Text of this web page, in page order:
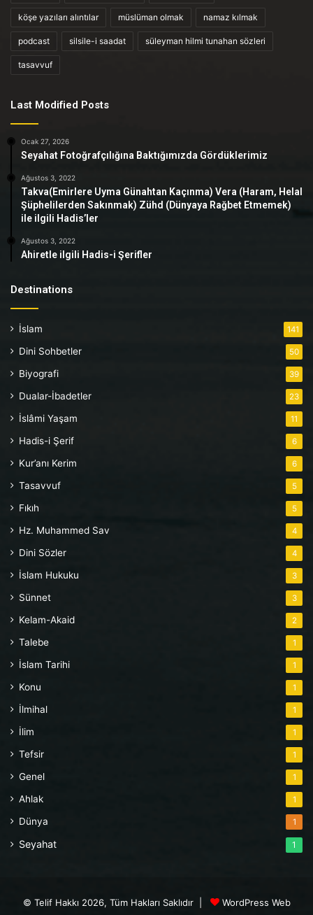
köşe yazıları alıntılar müslüman olmak namaz kılmak
podcast silsile-i saadat süleyman hilmi tunahan sözleri
tasavvuf
Last Modified Posts
Ocak 27, 2026
Seyahat Fotoğrafçılığına Baktığımızda Gördüklerimiz
Ağustos 3, 2022
Takva(Emirlere Uyma Günahtan Kaçınma) Vera (Haram, Helal
Şüphelilerden Sakınmak) Zühd (Dünyaya Rağbet Etmemek)
ile ilgili Hadis’ler
Ağustos 3, 2022
Ahiretle ilgili Hadis-i Şerifler
Destinations
İslam 141
Dini Sohbetler 50
Biyografi 39
Dualar-İbadetler 23
İslâmi Yaşam 11
Hadis-i Şerif 6
Kur’anı Kerim 6
Tasavvuf 5
Fıkıh 5
Hz. Muhammed Sav 4
Dini Sözler 4
İslam Hukuku 3
Sünnet 3
Kelam-Akaid 2
Talebe 1
İslam Tarihi 1
Konu 1
İlmihal 1
İlim 1
Tefsir 1
Genel 1
Ahlak 1
Dünya 1
Seyahat 1
© Telif Hakkı 2026, Tüm Hakları Saklıdır | WordPress Web